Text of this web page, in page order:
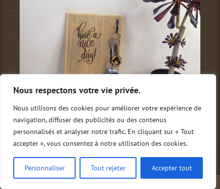
Nous respectons votre vie privée.
Nous utilisons des cookies pour améliorer votre expérience de
navigation, diffuser des publicités ou des contenus
personnalisés et analyser notre trafic. En cliquant sur « Tout
accepter », vous consentez à notre utilisation des cookies.
Personnaliser Tout rejeter Accepter tout